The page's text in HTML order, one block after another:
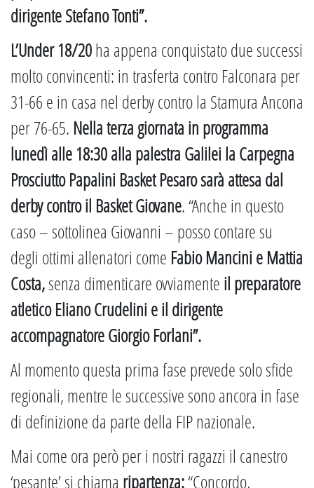
dirigente Stefano Tonti”.
L’Under 18/20ha appena conquistato due successi
molto convincenti: in trasferta contro Falconara per
31-66 e in casa nel derby contro la Stamura Ancona
per 76-65. Nella terza giornata in programma
lunedì alle 18:30 alla palestra Galilei la Carpegna
Prosciutto Papalini Basket Pesaro sarà attesa dal
derby contro il Basket Giovane. “Anche in questo
caso – sottolinea Giovanni – posso contare su
degli ottimi allenatori come Fabio Mancini e Mattia
Costa,senza dimenticare ovviamente il preparatore
atletico Eliano Crudelini e il dirigente
accompagnatore Giorgio Forlani”.
Al momento questa prima fase prevede solo sfide
regionali, mentre le successive sono ancora in fase
di definizione da parte della FIP nazionale.
Mai come ora però per i nostri ragazzi il canestro
‘pesante’ si chiama ripartenza:“Concordo,